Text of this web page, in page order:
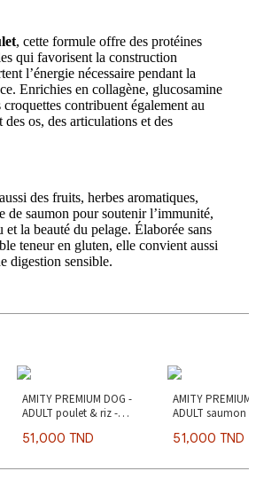
, cette formule offre des protéines
qui favorisent la construction
l’énergie nécessaire pendant la
Enrichies en collagène, glucosamine
contribuent également au
os, des articulations et des
des fruits, herbes aromatiques,
de saumon pour soutenir l’immunité,
et la beauté du pelage. Élaborée sans
teneur en gluten, elle convient aussi
digestion sensible.
AMITY PREMIUM DOG -
ADULT poulet & riz -
51,000 TND
AMITY PREMIUM
ADULT saumon
51,000 TND